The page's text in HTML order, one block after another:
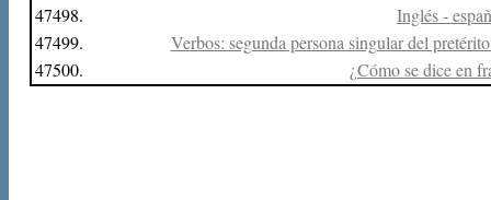
47498.
Inglés -
47499.
Verbos: segunda persona singular del
47500.
¿Cómo se dice en